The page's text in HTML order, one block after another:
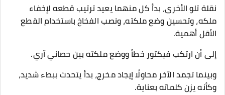
نقلة تلو الأخرى، بدأ كل منهما يعيد ترتيب قطعه لإخفاء
ملكه، وتحسين وضع ملكته، ونصب الفخاخ باستخدام القطع
الأقل أهمية.
إلى أن ارتكب فيكتور خطأ ووضع ملكته بين حصاني آري.
وبينما تجمد الآخر محاولًا إيجاد مخرج، بدأ يتحدث ببطء شديد،
وكأنه يزن كلماته بعناية.